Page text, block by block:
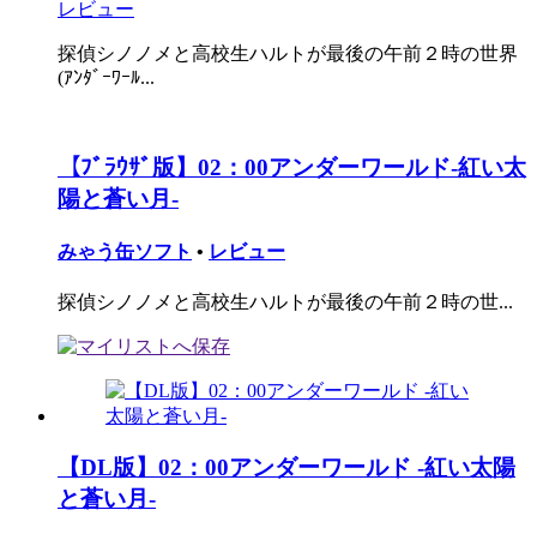
レビュー
探偵シノノメと高校生ハルトが最後の午前２時の世界
(ｱﾝﾀﾞｰﾜｰﾙ...
【ﾌﾞﾗｳｻﾞ版】02：00アンダーワールド-紅い太
陽と蒼い月-
みゃう缶ソフト • レビュー
探偵シノノメと高校生ハルトが最後の午前２時の世...
【DL版】02：00アンダーワールド -紅い太陽
と蒼い月-